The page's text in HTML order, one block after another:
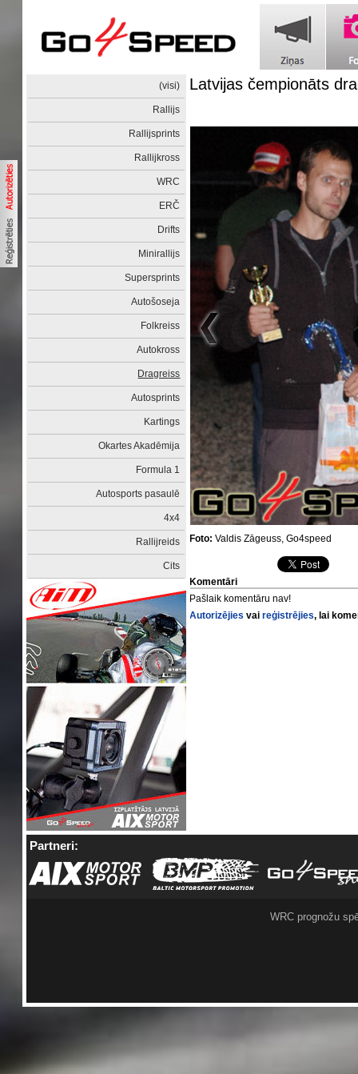
(visi)
Rallijs
Rallijsprints
Rallijkross
WRC
ERČ
Drifts
Minirallijs
Supersprints
Autošoseja
Folkreiss
Autokross
Dragreiss
Autosprints
Kartings
Okartes Akadēmija
Formula 1
Autosports pasaulē
4x4
Rallijreids
Cits
Latvijas čempionāts
Foto: Valdis Zāgeuss, Go4speed
Komentāri
Pašlaik komentāru nav!
Autorizējies vaireģistrējies, lai
Partneri:
WRC prognožu